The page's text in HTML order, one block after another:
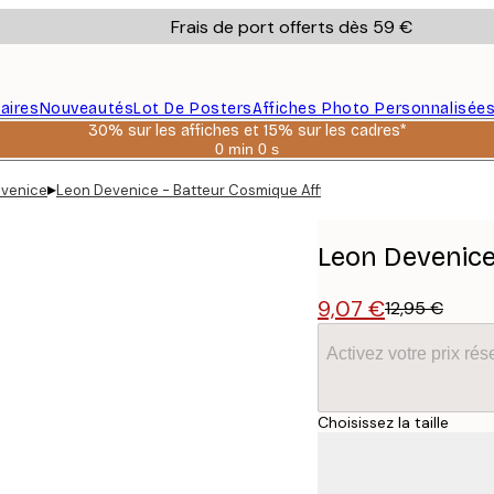
Frais de port offerts dès 59 €
NouveautésLot De PostersAffiches Photo
30% sur les affiches et 15% sur les cadres*
0 min 0 s
Valable
:
▸Leon Devenice - Batteur Cosmique Affiche
Leon
9,07 €12,95 €
Activez votre prix
Choisissez la taille